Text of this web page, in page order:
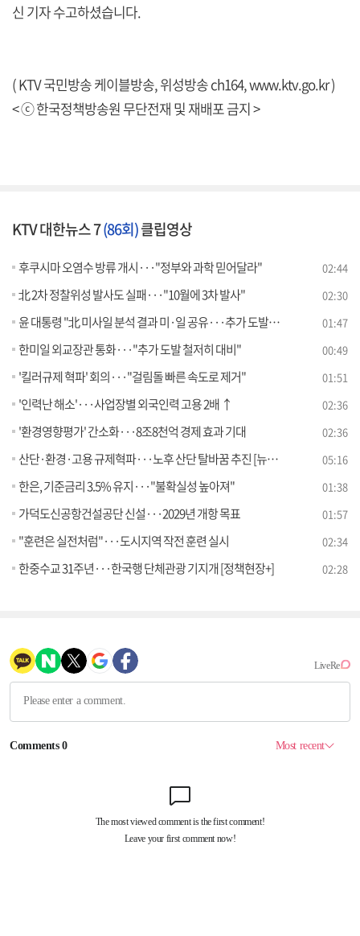
신 기자 수고하셨습니다.
( KTV 국민방송 케이블방송, 위성방송 ch164,www.ktv.go.kr)
< ⓒ 한국정책방송원 무단전재 및 재배포 금지 >
KTV 대한뉴스 7(86회)클립영상
후쿠시마 오염수 방류 개시···"정부와 과학 믿어달라" 02:44
北 2차 정찰위성 발사도 실패···"10월에 3차 발사" 02:30
윤 대통령 "北 미사일 분석 결과 미·일 공유···추가 도발 대비" 01:47
한미일 외교장관 통화···"추가 도발 철저히 대비" 00:49
'킬러규제 혁파' 회의···"걸림돌 빠른 속도로 제거" 01:51
'인력난 해소'···사업장별 외국인력 고용 2배 ↑ 02:36
'환경영향평가' 간소화···8조8천억 경제 효과 기대 02:36
산단·환경·고용 규제혁파···노후 산단 탈바꿈 추진 [뉴스의 맥] 05:16
한은, 기준금리 3.5% 유지···"불확실성 높아져" 01:38
가덕도신공항건설공단 신설···2029년 개항 목표 01:57
"훈련은 실전처럼"···도시지역 작전 훈련 실시 02:34
한중수교 31주년···한국행 단체관광 기지개 [정책현장+] 02:28